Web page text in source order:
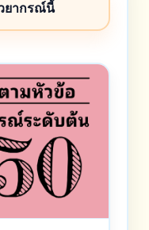
ยากรณ์นี้